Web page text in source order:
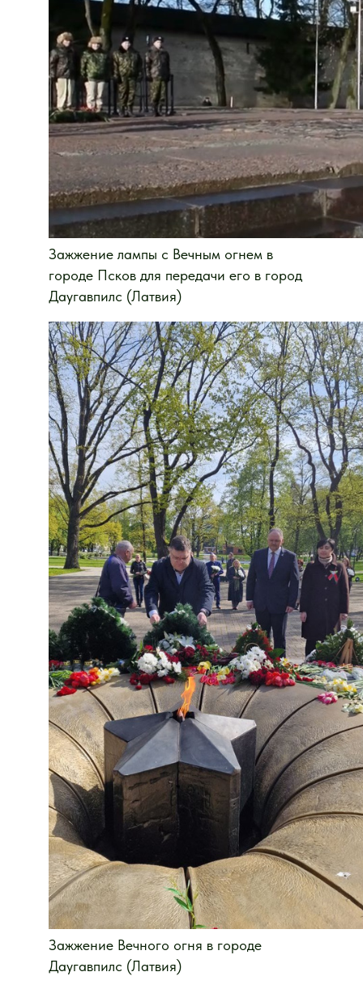
Зажжение лампы с Вечным огнем в
городе Псков для передачи его в город
Даугавпилс (Латвия)
Зажжение Вечного огня в городе
Даугавпилс (Латвия)